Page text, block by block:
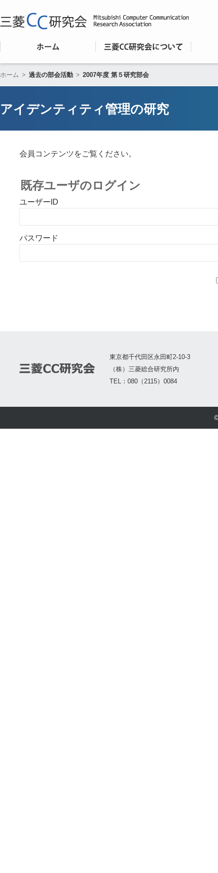
ホーム > 過去の部会活動 > 2007年度 第５研究部会
アイデンティティ管理の研究
会員コンテンツをご覧ください。
既存ユーザのログイン
ユーザーID
パスワード
東京都千代田区永田町2-10-3
（株）三菱総合研究所内
TEL：080（2115）0084